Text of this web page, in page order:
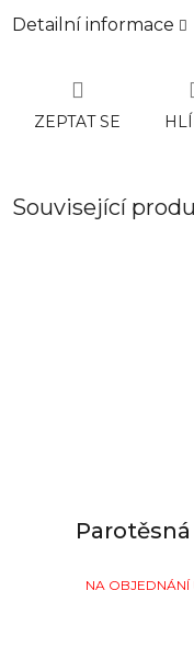
Detailní informace
ZEPTAT SE
Související
NA OBJEDNÁNÍ